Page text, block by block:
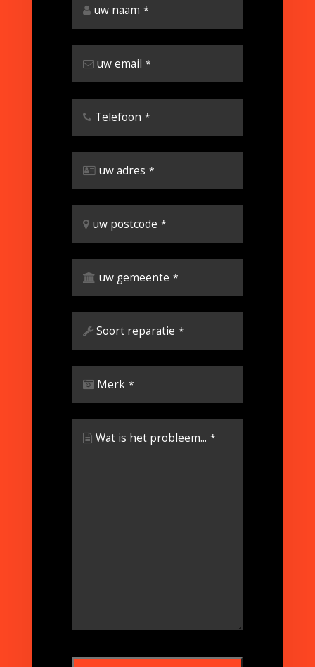
uw naam *
uw email *
Telefoon *
uw adres *
uw postcode *
uw gemeente *
Soort reparatie *
Merk *
Wat is het probleem... *